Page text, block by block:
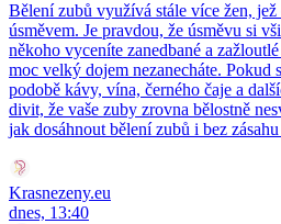
Bělení zubů využívá stále více žen,
úsměvem. Je pravdou, že úsměvu si
někoho vyceníte zanedbané a
moc velký dojem nezanecháte. Pokud
podobě kávy, vína, černého čaje a
divit, že vaše zuby zrovna bělostně
jak dosáhnout bělení zubů i bez
Krasnezeny.eu
dnes, 13:40